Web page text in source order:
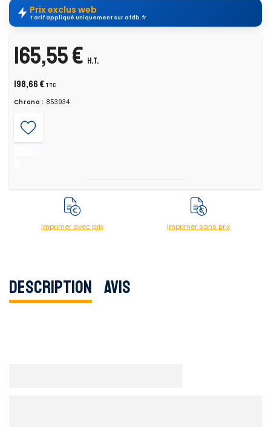
Prix exclus web
Tarif appliqué uniquement sur afdb.fr
165,55 € H.T.
198,66 € TTC
Chrono : 853934
Imprimer avec prix Imprimer sans prix
Description Avis